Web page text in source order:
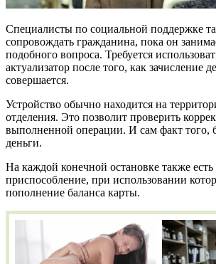
Специалисты по социальной поддержке
сопровождать гражданина, пока он
подобного вопроса. Требуется
актуализатор после того, как зачисление
совершается.
Устройство обычно находится на
отделения. Это позволит проверить
выполненной операции. И сам факт того,
деньги.
На каждой конечной остановке также есть
приспособление, при использовании
пополнение баланса карты.